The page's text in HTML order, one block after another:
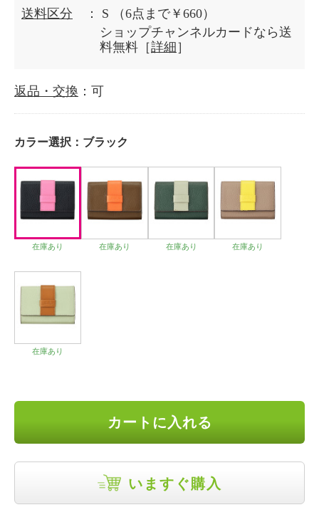
送料区分 ： S
（6点まで￥660）
ショップチャンネルカードなら送
料無料［詳細 ］
返品・交換 ：可
カラー選択： ブラック
在庫あり 在庫あり 在庫あり 在庫あり
在庫あり
カートに入れる
いますぐ購入